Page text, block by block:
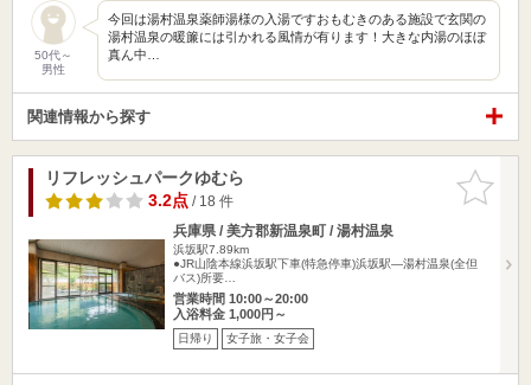
50代～
男性
今回は湯村温泉薬師湯様の入湯ですおもむきのある施設で玄関の
湯村温泉の暖簾には引かれる風情が有ります！大きな内湯のほぼ
真ん中…
関連情報から探す
お気に入
りに追加
リフレッシュパークゆむら
3.2点/ 18 件
兵庫県 / 美方郡新温泉町 / 湯村温泉
浜坂駅7.89km
●JR山陰本線浜坂駅下車(特急停車)浜坂駅―湯村温泉(全但
バス)所要…
営業時間 10:00～20:00
入浴料金 1,000円～
日帰り 女子旅・女子会